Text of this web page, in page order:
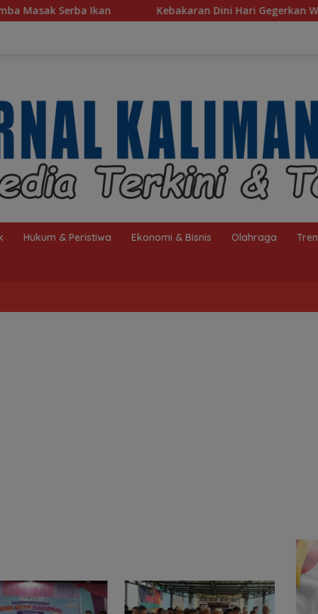
Kebakaran Dini Hari Gegerkan Warga Kelayan B, Dua
Hukum & Peristiwa Ekonomi & Bisnis Olahraga